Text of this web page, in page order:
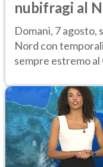
nubifragi al
caldo
Domani, 7 agosto,
Nord con
sempre estremo